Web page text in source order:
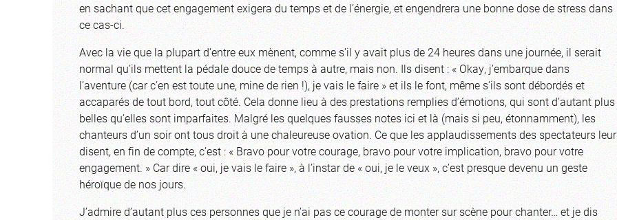
en sachant que cet engagement exigera du temps et de l’énergie, et engendrera une bonne dose de stress dans
ce cas-ci.
Avec la vie que la plupart d’entre eux mènent, comme s’il y avait plus de 24 heures dans une journée, il serait
normal qu’ils mettent la pédale douce de temps à autre, mais non. Ils disent : « Okay, j’embarque dans
l’aventure (car c’en est toute une, mine de rien !), je vais le faire » et ils le font, même s’ils sont débordés et
accaparés de tout bord, tout côté. Cela donne lieu à des prestations remplies d’émotions, qui sont d’autant plus
belles qu’elles sont imparfaites. Malgré les quelques fausses notes ici et là (mais si peu, étonnamment), les
chanteurs d’un soir ont tous droit à une chaleureuse ovation. Ce que les applaudissements des spectateurs leur
disent, en fin de compte, c’est : « Bravo pour votre courage, bravo pour votre implication, bravo pour votre
engagement. » Car dire « oui, je vais le faire », à l’instar de « oui, je le veux », c’est presque devenu un geste
héroïque de nos jours.
J’admire d’autant plus ces personnes que je n’ai pas ce courage de monter sur scène pour chanter… et je dis